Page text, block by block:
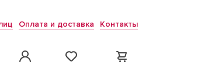
Оплата и доставка Контакты